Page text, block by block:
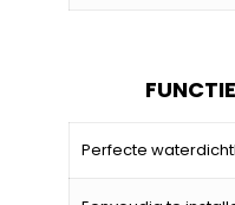
Perfecte